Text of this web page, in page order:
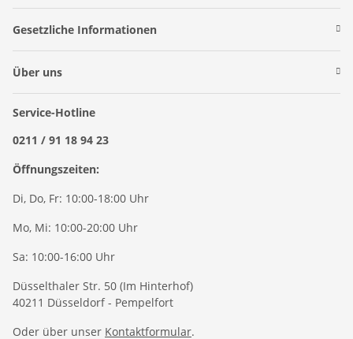
Gesetzliche Informationen
Über uns
Service-Hotline
0211 / 91 18 94 23
Öffnungszeiten:
Di, Do, Fr: 10:00-18:00 Uhr
Mo, Mi: 10:00-20:00 Uhr
Sa: 10:00-16:00 Uhr
Düsselthaler Str. 50 (Im Hinterhof)
40211 Düsseldorf - Pempelfort
Oder über unser Kontaktformular.